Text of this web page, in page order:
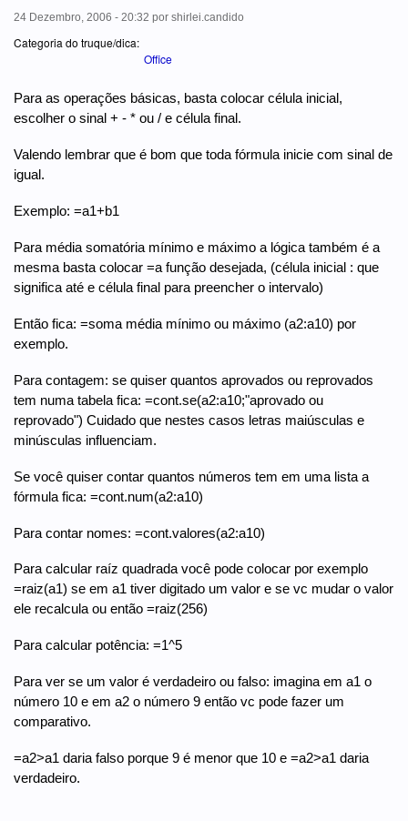
24 Dezembro, 2006 - 20:32 por shirlei.candido
Categoria do truque/dica:
Office
Para as operações básicas, basta colocar célula inicial,
escolher o sinal + - * ou / e célula final.
Valendo lembrar que é bom que toda fórmula inicie com sinal de
igual.
Exemplo: =a1+b1
Para média somatória mínimo e máximo a lógica também é a
mesma basta colocar =a função desejada, (célula inicial : que
significa até e célula final para preencher o intervalo)
Então fica: =soma média mínimo ou máximo (a2:a10) por
exemplo.
Para contagem: se quiser quantos aprovados ou reprovados
tem numa tabela fica: =cont.se(a2:a10;"aprovado ou
reprovado") Cuidado que nestes casos letras maiúsculas e
minúsculas influenciam.
Se você quiser contar quantos números tem em uma lista a
fórmula fica: =cont.num(a2:a10)
Para contar nomes: =cont.valores(a2:a10)
Para calcular raíz quadrada você pode colocar por exemplo
=raiz(a1) se em a1 tiver digitado um valor e se vc mudar o valor
ele recalcula ou então =raiz(256)
Para calcular potência: =1^5
Para ver se um valor é verdadeiro ou falso: imagina em a1 o
número 10 e em a2 o número 9 então vc pode fazer um
comparativo.
=a2>a1 daria falso porque 9 é menor que 10 e =a2>a1 daria
verdadeiro.